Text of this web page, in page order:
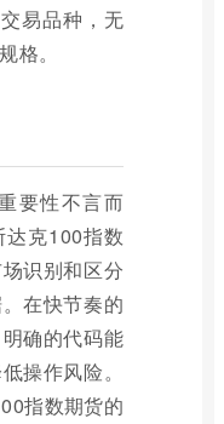
易品种，无
格。
要性不言而
克100指数
识别和区分
在快节奏的
确的代码能
操作风险。
指数期货的